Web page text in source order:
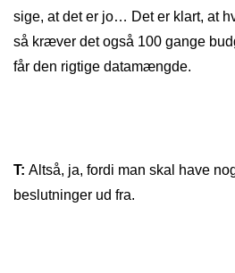
sige, at det er jo… Det er klart, at
så kræver det også 100 gange
får den rigtige datamængde.
T: Altså, ja, fordi man skal have
beslutninger ud fra.